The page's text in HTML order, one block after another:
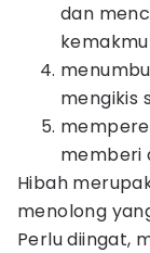
dan
mengikis
memberi
Hibah
menolong
Perlu diingat,